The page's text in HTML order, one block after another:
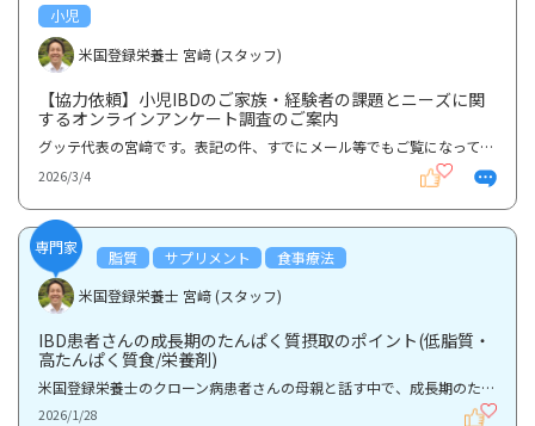
小児
米国登録栄養士 宮﨑 (スタッフ)
【協力依頼】小児IBDのご家族・経験者の課題とニーズに関
するオンラインアンケート調査のご案内
グッテ代表の宮﨑です。表記の件、すでにメール等でもご覧になっている方もいるかもしれませんが、現在...
2026/3/4
専門家
脂質 サプリメント
食事療法
米国登録栄養士 宮﨑 (スタッフ)
IBD患者さんの成長期のたんぱく質摂取のポイント(低脂質・
高たんぱく質食/栄養剤)
米国登録栄養士のクローン病患者さんの母親と話す中で、成長期のたんぱく質摂取について質問がありまし...
2026/1/28